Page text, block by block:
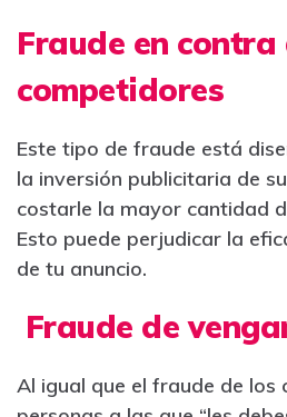
Fraude en contra
competidores
Este tipo de fraude está
la inversión publicitaria de
costarle la mayor cantidad
Esto puede perjudicar la
de tu anuncio.
Fraude de
Al igual que el fraude de los